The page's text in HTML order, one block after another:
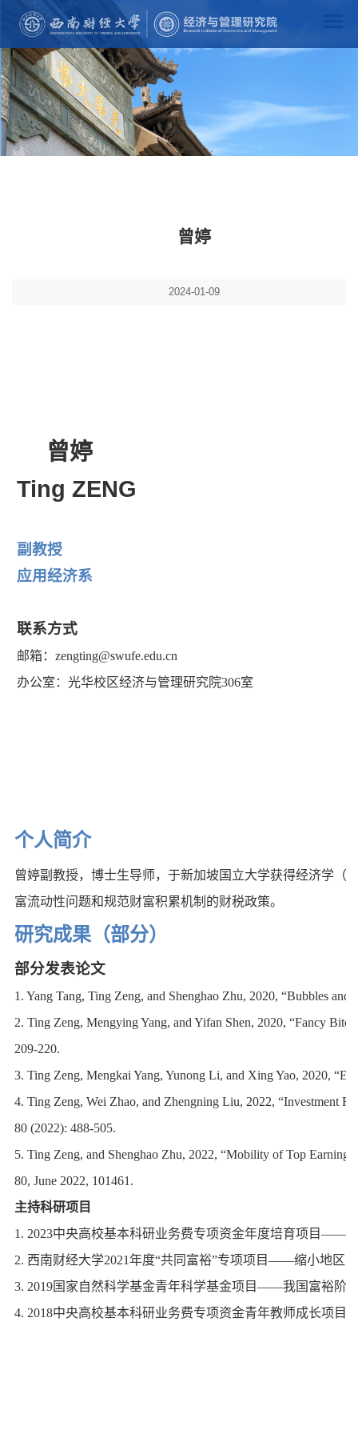
曾婷
2024-01-09
曾婷
Ting ZENG
副教授
应用经济系
联系方式
邮箱：zengting@swufe.edu.cn
办公室：光华校区经济与管理研究院306室
个人简介
曾婷副教授，博士生导师，于新加坡国立大学获得经济学
富流动性问题和规范财富积累机制的财税政策。
研究成果（部分）
部分发表论文
1. Yang Tang, Ting Zeng, and Shenghao Zhu, 2020, “Bubbles
2. Ting Zeng, Mengying Yang, and Yifan Shen, 2020, “Fancy
209-220.
3. Ting Zeng, Mengkai Yang, Yunong Li, and Xing Yao, 2020,
4. Ting Zeng, Wei Zhao, and Zhengning Liu, 2022, “Investment
80 (2022): 488-505.
5. Ting Zeng, and Shenghao Zhu, 2022, “Mobility of Top
80, June 2022, 101461.
主持科研项目
1. 2023中央高校基本科研业务费专项资金年度培育项目——
2. 西南财经大学2021年度“共同富裕”专项项目——缩小地区
3. 2019国家自然科学基金青年科学基金项目——我国富裕阶
4. 2018中央高校基本科研业务费专项资金青年教师成长项